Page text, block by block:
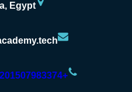
Egypt
+201507983374